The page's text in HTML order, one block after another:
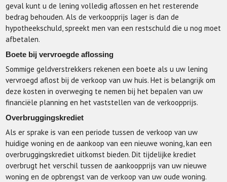
geval kunt u de lening volledig aflossen en het resterende
bedrag behouden. Als de verkoopprijs lager is dan de
hypotheekschuld, spreekt men van een restschuld die u nog moet
afbetalen.
Boete bij vervroegde aflossing
Sommige geldverstrekkers rekenen een boete als u uw lening
vervroegd aflost bij de verkoop van uw huis. Het is belangrijk om
deze kosten in overweging te nemen bij het bepalen van uw
financiële planning en het vaststellen van de verkoopprijs.
Overbruggingskrediet
Als er sprake is van een periode tussen de verkoop van uw
huidige woning en de aankoop van een nieuwe woning, kan een
overbruggingskrediet uitkomst bieden. Dit tijdelijke krediet
overbrugt het verschil tussen de aankoopprijs van uw nieuwe
woning en de opbrengst van de verkoop van uw oude woning.